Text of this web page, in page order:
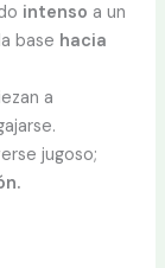
intenso a un
base hacia
a
jugoso;